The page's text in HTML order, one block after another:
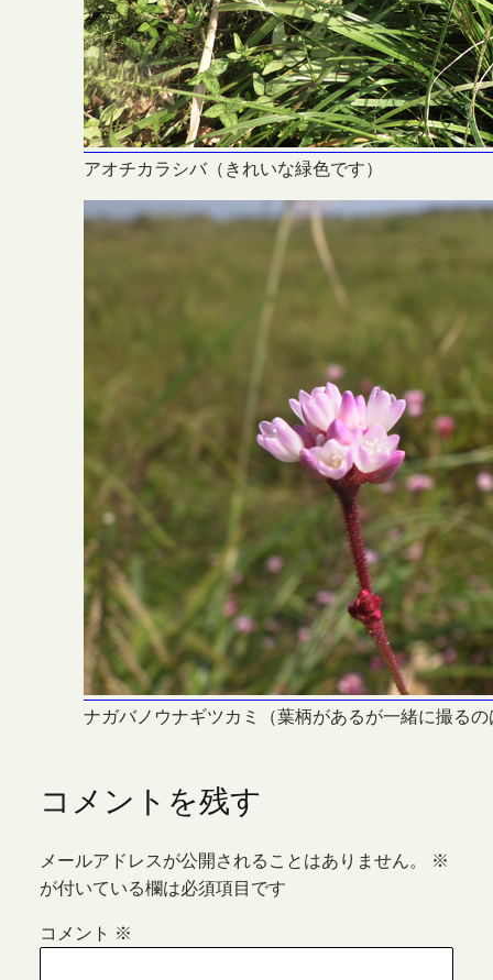
アオチカラシバ（きれいな緑色です）
ナガバノウナギツカミ（葉柄があるが一緒に撮る
コメントを残す
メールアドレスが公開されることはありません。
※
が付いている欄は必須項目です
コメント ※